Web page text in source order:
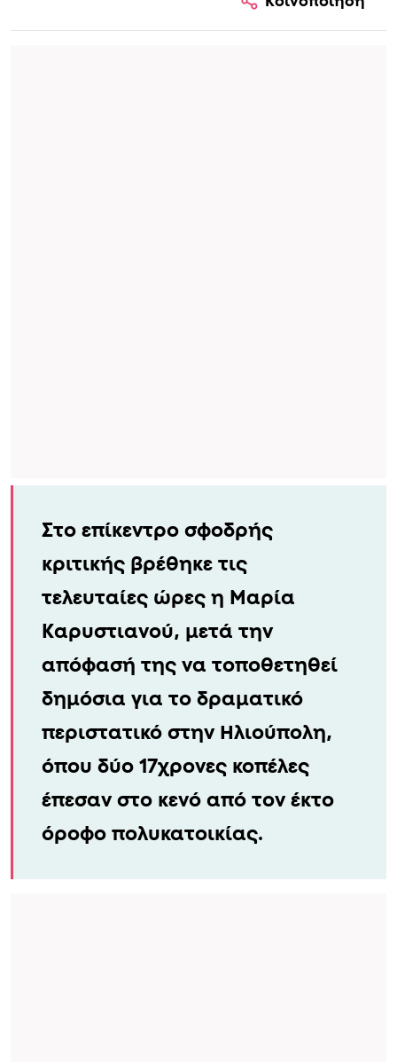
Στο επίκεντρο σφοδρής
κριτικής βρέθηκε τις
τελευταίες ώρες η Μαρία
Καρυστιανού, μετά την
απόφασή της να τοποθετηθεί
δημόσια για το δραματικό
περιστατικό στην Ηλιούπολη,
όπου δύο 17χρονες κοπέλες
έπεσαν στο κενό από τον έκτο
όροφο πολυκατοικίας.